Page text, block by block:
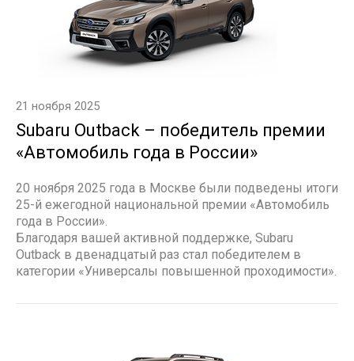
21 ноября 2025
Subaru Outback – победитель премии
«Автомобиль года в России»
20 ноября 2025 года в Москве были подведены итоги
25-й ежегодной национальной премии «Автомобиль
года в России».
Благодаря вашей активной поддержке, Subaru
Outback в двенадцатый раз стал победителем в
категории «Универсалы повышенной проходимости».